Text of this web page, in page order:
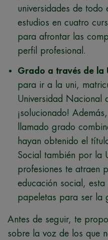
universidades de
estudios en cuatro
para afrontar las
perfil profesional.
Grado a través de la
para ir a la uni,
Universidad Nacional
¡solucionado!
llamado grado
hayan obtenido el
Social también por la
profesiones te atraen
educación social, esta
papeletas para ser la
Antes de seguir, te
sobre la voz de los que